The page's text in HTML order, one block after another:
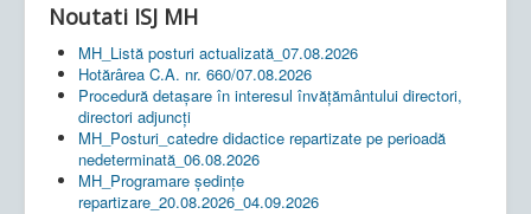
Noutati ISJ MH
MH_Listă posturi actualizată_07.08.2026
Hotărârea C.A. nr. 660/07.08.2026
Procedură detașare în interesul învățământului directori,
directori adjuncți
MH_Posturi_catedre didactice repartizate pe perioadă
nedeterminată_06.08.2026
MH_Programare ședințe
repartizare_20.08.2026_04.09.2026